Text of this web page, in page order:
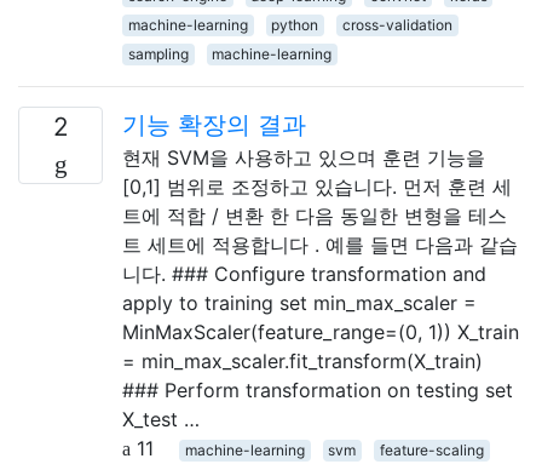
machine-learning
python
cross-validation
sampling
machine-learning
2 기능 확장의 결과
현재 SVM을 사용하고 있으며 훈련 기능을
[0,1] 범위로 조정하고 있습니다. 먼저 훈련 세
트에 적합 / 변환 한 다음 동일한 변형을 테스
트 세트에 적용합니다 . 예를 들면 다음과 같습
니다. ### Configure transformation and
apply to training set min_max_scaler =
MinMaxScaler(feature_range=(0, 1)) X_train
= min_max_scaler.fit_transform(X_train)
### Perform transformation on testing set
X_test …
11
machine-learning svm feature-scaling